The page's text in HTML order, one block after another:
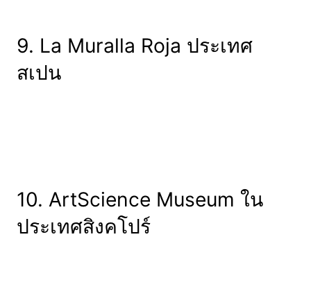
9. La Muralla Roja ประเทศ
สเปน
10. ArtScience Museum ใน
ประเทศสิงคโปร์